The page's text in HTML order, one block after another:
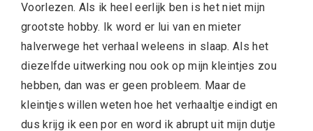
Voorlezen. Als ik heel eerlijk ben is het niet mijn
grootste hobby. Ik word er lui van en mieter
halverwege het verhaal weleens in slaap. Als het
diezelfde uitwerking nou ook op mijn kleintjes zou
hebben, dan was er geen probleem. Maar de
kleintjes willen weten hoe het verhaaltje eindigt en
dus krijg ik een por en word ik abrupt uit mijn dutje